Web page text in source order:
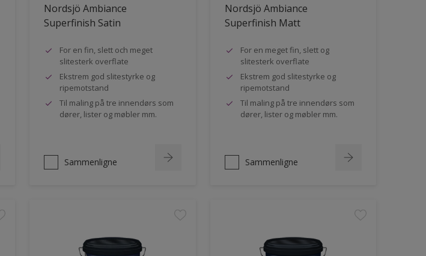
Nordsjö Ambiance
Superfinish Satin
For en fin, slett och meget
slitesterk overflate
Ekstrem god slitestyrke og
ripemotstand
Til maling på tre innendørs som
dører, lister og møbler mm.
Sammenligne
Nordsjö Ambiance
Superfinish Matt
For en meget fin, slett og
slitesterk overflate
Ekstrem god slitestyrke og
ripemotstand
Til maling på tre innendørs som
dører, lister og møbler mm.
Sammenligne